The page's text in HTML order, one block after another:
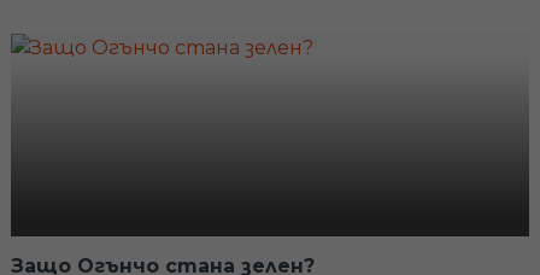
Защо Огънчо стана зелен?